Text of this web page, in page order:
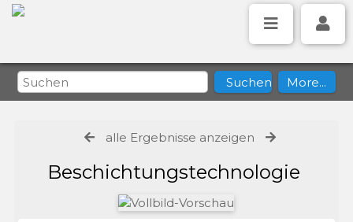
alle Ergebnisse anzeigen
Beschichtungstechnologie